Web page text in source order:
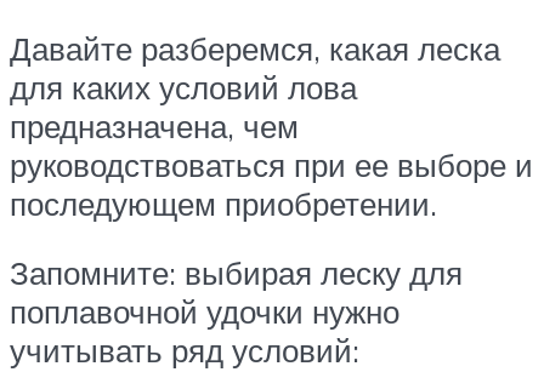
Давайте разберемся, какая леска
для каких условий лова
предназначена, чем
руководствоваться при ее выборе и
последующем приобретении.
Запомните: выбирая леску для
поплавочной удочки нужно
учитывать ряд условий: